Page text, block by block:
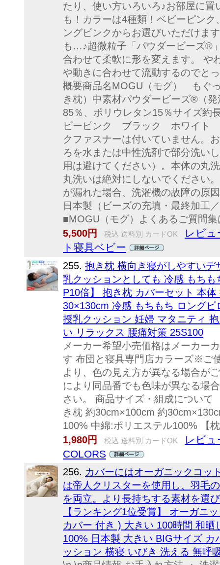
たり、使い方いろいろ♪お部屋に
も！カラーは4種類！ベビーピン
ングピンクからお選びいただけま
も…♪超微粒子「パウダービーズ®
合わせて柔軟に形を変えます。 や
や動きに合わせて流動するのでと
概要商品名MOGU（モグ） もぐ
き枕）中素材パウダービーズ®（
85％、ポリウレタン15％サイズ約
ビーピンク ブラック ホワイト
クファスナーは付いていません。
ろを水または中性洗剤で部分洗い
用は避けてください）。本体の丸
丸洗いは絶対にしないでください
が漏れた場合、洗濯機の故障の原
日本製（ビーズの充填・最終加工
■MOGU（モグ）よくあるご質問
5,500円
税込 送料別 カードOK
レビュ
ト寝具ベビー
255. 抱き枕 横向き寝がしやすい
乳クッションとしても 冷感 もち
P10倍】 抱き枕 カバーセット 本
30×130cm 冷感 もちもち ロング
授乳クッション 妊婦 マタニティ
い リラックス 腰痛対策 25S100
メーカー希望小売価格はメーカー
す 布団と寝具専門店カラーズ※ご
より、色の見え方が異なる場合が
により同品番でも色味が異なる場
さい。 商品サイズ・組成について
き枕 約30cm×100cm 約
100% 中綿:ポリエステル100% 【
1,980円
税込 送料別 カードOK
レビュ
COLORS
256. カバーにはオーガニックコッ
は帝人クリスターを使用し、羽毛
を両立。より長持ちする素材を選
【ランキング1位受賞】 オーガニ
カバー 付き ) 大きい 100時間 和
100% 日本製 大きい BIGサイズ
ッション 横寝 いびき 洗える 無呼